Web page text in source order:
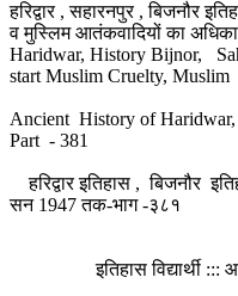
हरिद्वार , सहारनपुर , बिजनौर
व मुस्लिम आतंकवादियों का
Haridwar, History Bijnor,
start Muslim Cruelty,
Ancient History of
Part - 381
हरिद्वार इतिहास , बिजनौर
सन 1947 तक-भाग -३८१
इतिहास विद्यार्थी :::